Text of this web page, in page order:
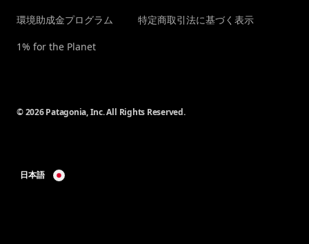
環境助成金プログラム
1% for the Planet
特定商取引法に基づく表示
© 2026 Patagonia, Inc. All Rights Reserved.
日本語